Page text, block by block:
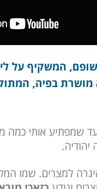
המדים המשופם,
מושרת בפיה,
שמפתיע אותי כמה
למצרים. שמו